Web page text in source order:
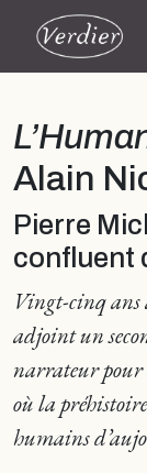
Alain
Pierre
confluent
Vingt-cinq ans
adjoint un
narrateur pour
où la
humains